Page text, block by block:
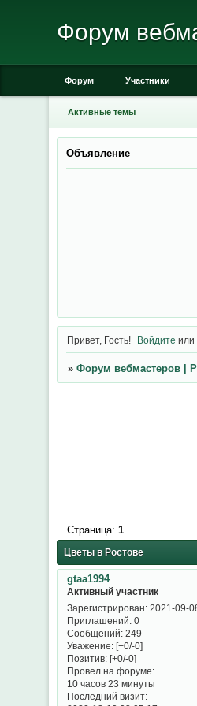
Форум
Форум Участники
Активные темы
Объявление
Привет, Гость! Войдите или
» Форум вебмастеров |
Цветы в Ростове
Страница: 1
gtaa1994
Активный участник
Зарегистрирован: 2021-09-
Приглашений:0
Сообщений:249
Уважение: [+0/-0]
Позитив: [+0/-0]
Провел на форуме:
10 часов 23 минуты
Последний визит: